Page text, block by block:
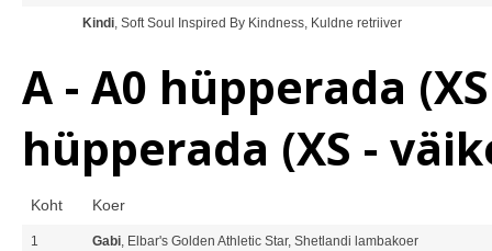
Kindi, Soft Soul Inspired By Kindness, Kuldne retriiver
A - A0 hüpperada
hüpperada (XS -
Koht Koer
1 Gabi, Elbar's Golden Athletic Star, Shetlandi lambakoer